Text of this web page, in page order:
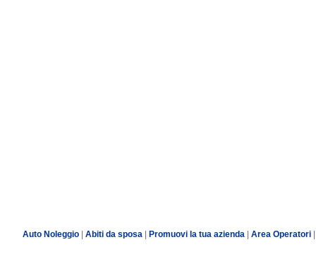
Auto Noleggio| Abiti da sposa| Promuovi la tua azienda Area Operatori